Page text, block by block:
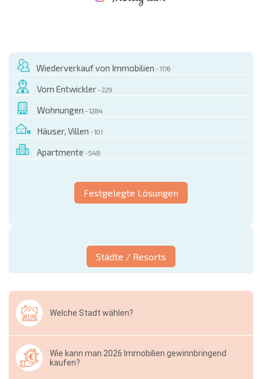
Wiederverkauf von Immobilien - 1176
Vom Entwickler - 229
Wohnungen - 1284
Häuser, Villen - 101
Apartmente - 548
Festgelegte Lösungen
Städte / Resorts
Welche Stadt wählen?
Wie kann man 2026 Immobilien gewinnbringend
kaufen?